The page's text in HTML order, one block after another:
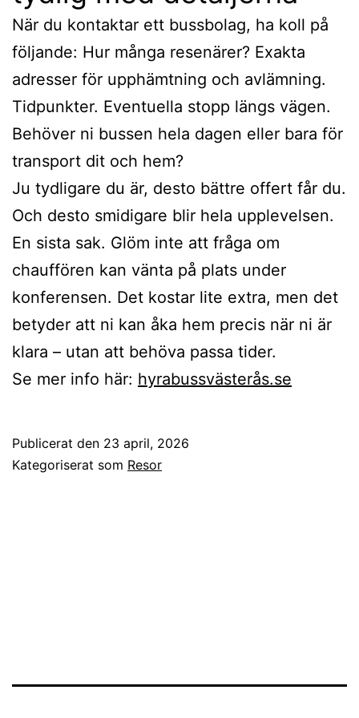
När du kontaktar ett bussbolag, ha koll på
följande: Hur många resenärer? Exakta
adresser för upphämtning och avlämning.
Tidpunkter. Eventuella stopp längs vägen.
Behöver ni bussen hela dagen eller bara för
transport dit och hem?
Ju tydligare du är, desto bättre offert får du.
Och desto smidigare blir hela upplevelsen.
En sista sak. Glöm inte att fråga om
chauffören kan vänta på plats under
konferensen. Det kostar lite extra, men det
betyder att ni kan åka hem precis när ni är
klara – utan att behöva passa tider.
Se mer info här: hyrabussvästerås.se
Publicerat den 23 april, 2026
Kategoriserat som Resor